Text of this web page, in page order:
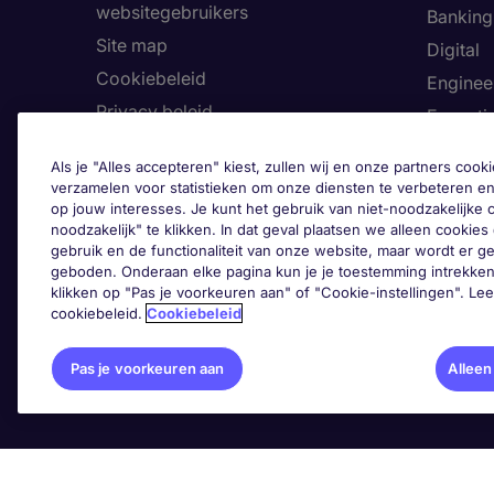
websitegebruikers
Site map
Cookiebeleid
Privacy beleid
Toegankelijkheid
Ons Klokkenluiderskanaal
Digital
Human
Legal
Als je "Alles accepteren" kiest, zullen wij en onze partners
verzamelen voor statistieken om onze diensten te verbeteren
op jouw interesses. Je kunt het gebruik van niet-noodzakelijke
noodzakelijk" te klikken. In dat geval plaatsen we alleen
gebruik en de functionaliteit van onze website, maar wordt er
geboden. Onderaan elke pagina kun je je toestemming
klikken op "Pas je voorkeuren aan" of "Cookie-instellingen".
cookiebeleid. Cookiebeleid
Pas je voorkeuren aan